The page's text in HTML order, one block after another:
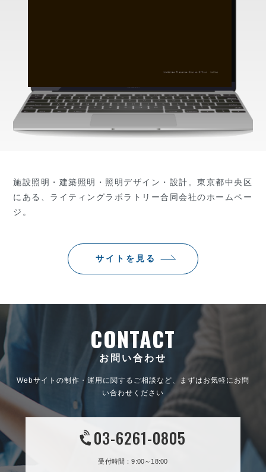
施設照明・建築照明・照明デザイン・設計。東京都中央区
にある、ライティングラボラトリー合同会社のホームペー
ジ。
サイトを見る
CONTACT
お問い合わせ
Webサイトの制作・運用に関するご相談など、まずはお気軽にお問
い合わせください
03-6261-0805
受付時間：9:00～18:00